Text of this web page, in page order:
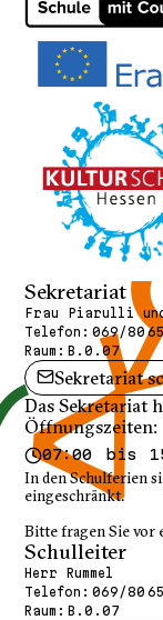
Sekretariat
Frau Piarulli
Telefon: 069/80
Raum: B.0.07
Sekretariat
Das Sekretariat
Öffnungszeiten:
07:00 bis
In den Schulferien
eingeschränkt.
Bitte fragen Sie vor
Schulleiter
Herr Rummel
Telefon: 069/80
Raum: B.0.07